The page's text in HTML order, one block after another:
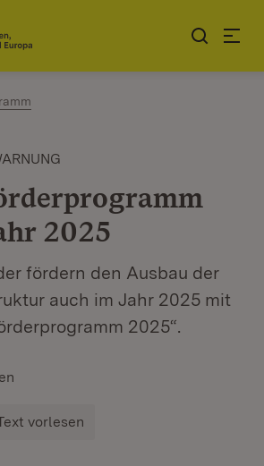
2025
fördern den Ausbau der
auch im Jahr 2025 mit
2025“.
vorlesen